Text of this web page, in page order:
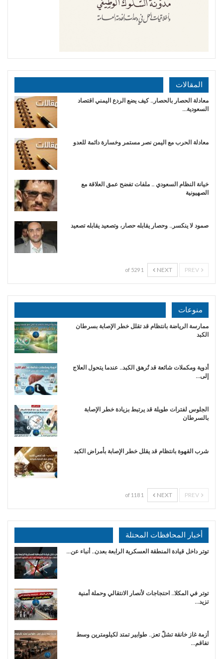
المقالات
معادلة الحصار بالحصار.. كيف يضع الردع اليمني اقتصاد
السعودية…
​معادلة الحرب مع اليمن نصر مستمر وخسارة دائمة للعدو
خيانة النظام السعودي .. ملفات تفضح عمق العلاقة مع
الصهيونية
صمود لا ينكسر.. وحصار يقابله حصار، وتصعيد يقابله تصعيد
NEXT
1 of 529
منوعات
ممارسة الرياضة بانتظام قد تقلل خطر الإصابة بسرطان
الكبد
أدوية ومكملات شائعة قد تُرهق الكبد.. عندما يتحول العلاج
إلى…
الجلوس لفترات طويلة قد يرتبط بزيادة خطر الإصابة
بالسرطان
شرب القهوة بانتظام قد يقلل خطر الإصابة بأمراض الكبد
NEXT
1 of 118
أخبار المحافظات المحتلة
توتر داخل قيادة المنطقة العسكرية الرابعة بعدن.. أنباء عن…
توتر في المكلا.. احتجاجات لأنصار الانتقالي وحملة أمنية
تزيد…
أزمة غاز خانقة تشلّ تعز.. طوابير تمتد لكيلومترين وسط
تفاقم…